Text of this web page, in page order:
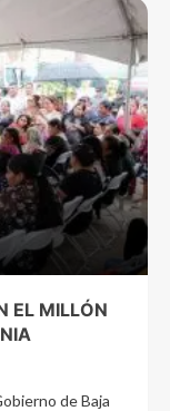
EL MILLÓN
de Baja